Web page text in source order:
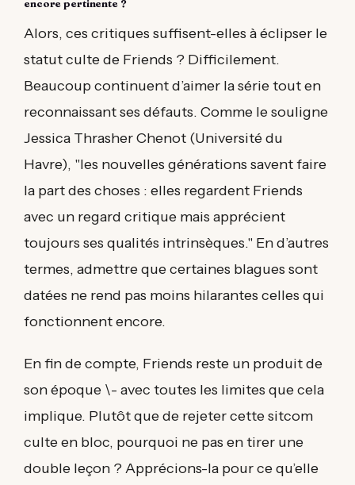
encore pertinente ?
Alors, ces critiques suffisent-elles à éclipser le
statut culte de Friends ? Difficilement.
Beaucoup continuent d’aimer la série tout en
reconnaissant ses défauts. Comme le souligne
Jessica Thrasher Chenot (Université du
Havre), "les nouvelles générations savent faire
la part des choses : elles regardent Friends
avec un regard critique mais apprécient
toujours ses qualités intrinsèques." En d’autres
termes, admettre que certaines blagues sont
datées ne rend pas moins hilarantes celles qui
fonctionnent encore.
En fin de compte, Friends reste un produit de
son époque \- avec toutes les limites que cela
implique. Plutôt que de rejeter cette sitcom
culte en bloc, pourquoi ne pas en tirer une
double leçon ? Apprécions-la pour ce qu’elle